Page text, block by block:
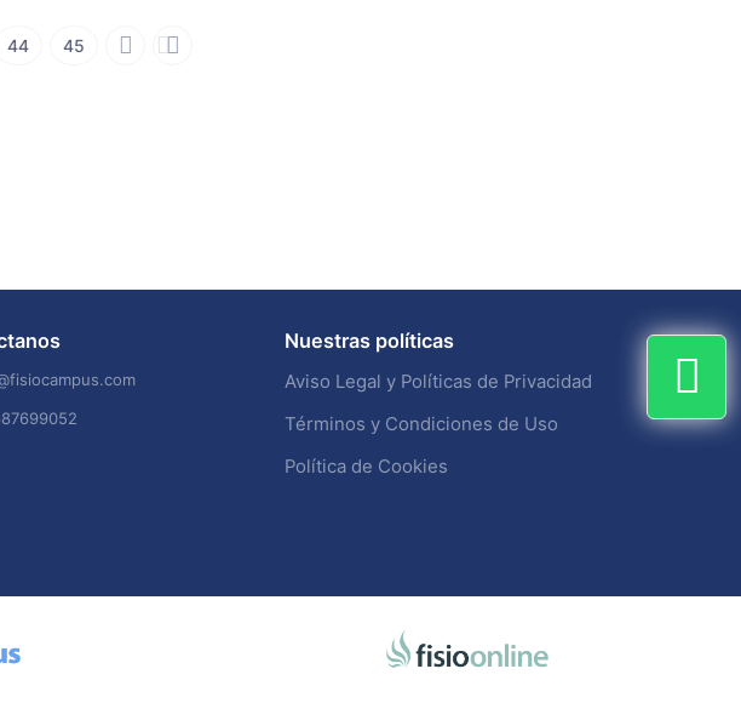
44 45
Nuestras políticas
Aviso Legal y Políticas de Privacidad
Términos y Condiciones de Uso
Política de Cookies